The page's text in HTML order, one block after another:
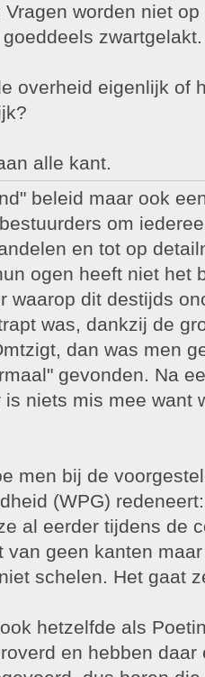
Vragen worden niet
zwartgelakt.
overheid eigenlijk of
alle kant.
beleid maar ook
om
en tot op
ogen heeft niet het
waarop dit destijds
was, dankzij de
dan was men
gevonden. Na
is niets mis mee want
men bij de
(WPG)
al eerder tijdens de
van geen kanten
schelen. Het gaat
hetzelfde als
en hebben